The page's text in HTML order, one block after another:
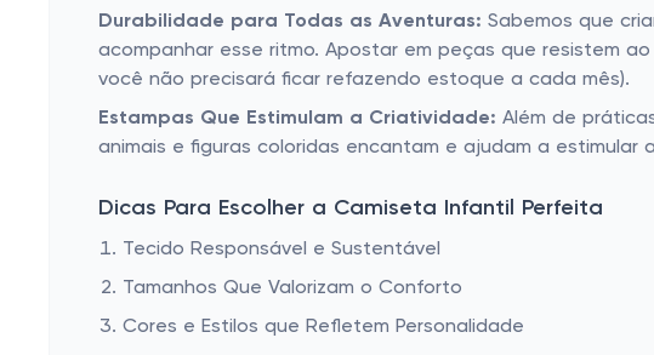
Durabilidade para Todas as Aventuras: Sabemos que
acompanhar esse ritmo. Apostar em peças que resistem
você não precisará ficar refazendo estoque a cada mês).
Estampas Que Estimulam a Criatividade: Além de
animais e figuras coloridas encantam e ajudam a
Dicas Para Escolher a Camiseta Infantil Perfeita
Tecido Responsável e Sustentável
Tamanhos Que Valorizam o Conforto
Cores e Estilos que Refletem Personalidade